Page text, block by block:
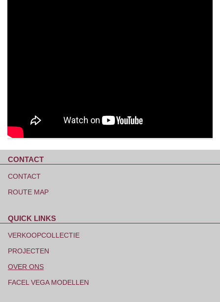
CONTACT
overslaan
CONTACT
ROUTE MAP
QUICK LINKS
overslaan
VERKOOPCOLLECTIE
PROJECTEN
OVER ONS
FACEL VEGA MODELLEN